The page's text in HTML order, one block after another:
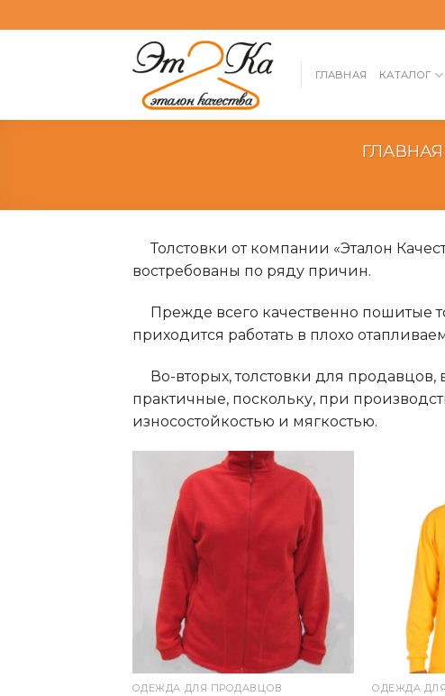
to
ГЛАВНАЯ КАТАЛОГ
ГЛАВНАЯ
Толстовки от компании «Эталон
востребованы по ряду причин.
Прежде всего качественно пошитые
приходится работать в плохо
Во-вторых, толстовки для
практичные, поскольку, при
износостойкостью и мягкостью.
Add to
Wishlist
ОДЕЖДА ДЛЯ ПРОДАВЦОВ ОДЕЖДА